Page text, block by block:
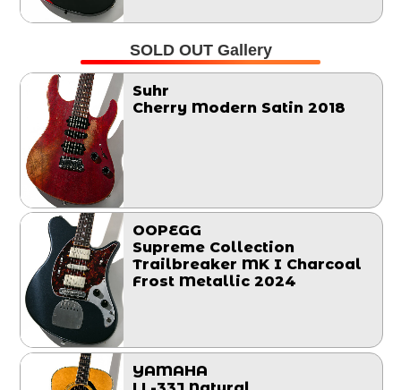
SOLD OUT Gallery
Suhr
Cherry Modern Satin 2018
OOPEGG
Supreme Collection
Trailbreaker MK I Charcoal
Frost Metallic 2024
YAMAHA